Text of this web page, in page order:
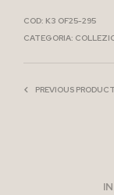
COD: K3 OF25-295
CATEGORIA:
PREVIOUS PRODUCT